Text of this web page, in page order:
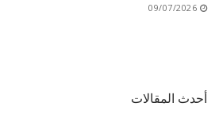
09/07/2026
أحدث المقالات